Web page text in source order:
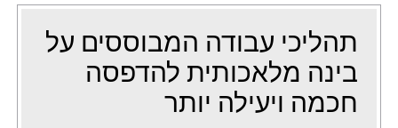
תהליכי עבודה המבוססים על
בינה מלאכותית להדפסה
חכמה ויעילה יותר